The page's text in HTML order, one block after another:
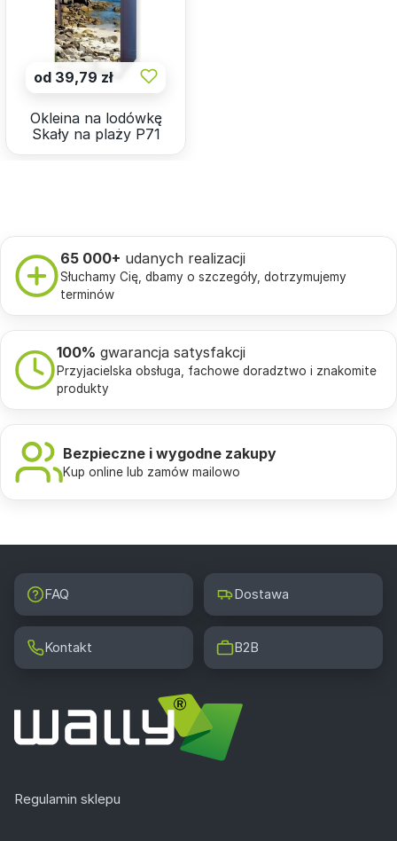
od 39,79 zł
Okleina na lodówkę
Skały na plaży P71
65 000+ udanych realizacji
Słuchamy Cię, dbamy o szczegóły, dotrzymujemy
terminów
100% gwarancja satysfakcji
Przyjacielska obsługa, fachowe doradztwo i znakomite
produkty
Bezpieczne i wygodne zakupy
Kup online lub zamów mailowo
FAQ Dostawa
Kontakt B2B
Regulamin sklepu